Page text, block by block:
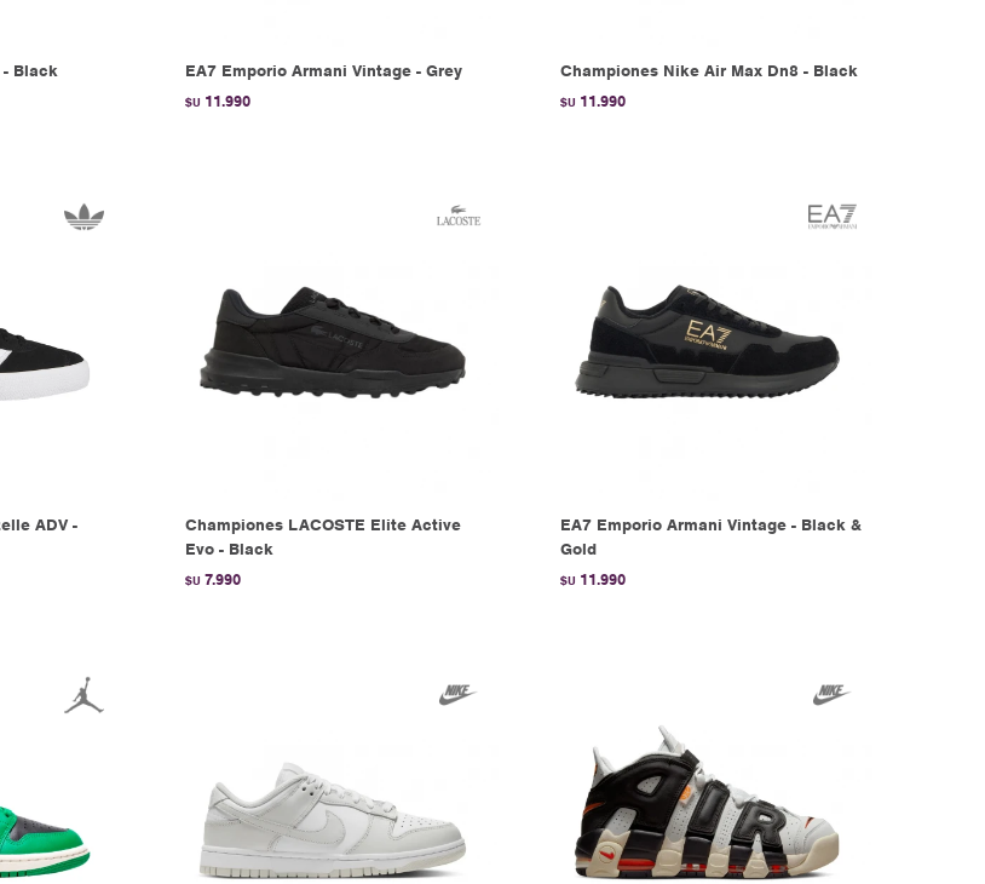
Black EA7 Emporio Armani Vintage - Grey
$U 11.990
Championes Nike Air Max Dn8 - Black
$U 11.990
ADV -
Championes LACOSTE Elite Active
Evo - Black
$U 7.990
EA7 Emporio Armani Vintage - Black &
Gold
$U 11.990